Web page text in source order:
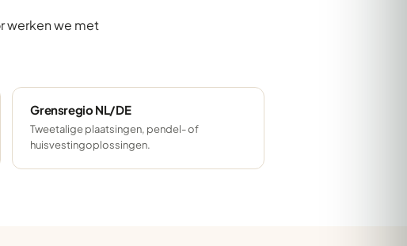
werken we met
Grensregio NL/DE
Tweetalige plaatsingen, pendel- of
huisvestingoplossingen.